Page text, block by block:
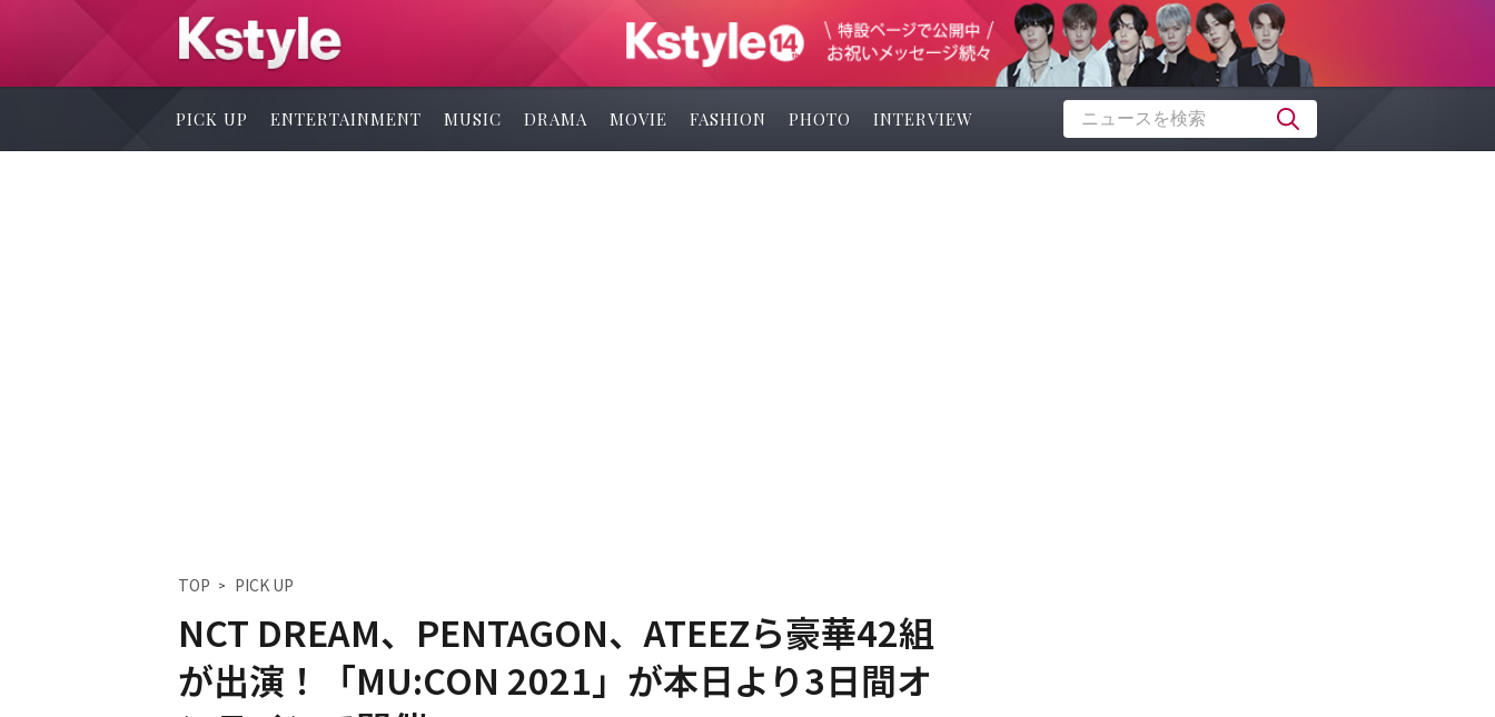
PICK UP ENTERTAINMENT MUSIC DRAMA MOVIE FASHION PHOTO INTERVIEW
TOP PICK UP
NCT DREAM、PENTAGON、ATEEZら豪華42組
が出演！「MU:CON 2021」が本日より3日間オ